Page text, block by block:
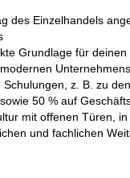
Einzelhandels
Grundlage für deinen
z. B. zu
50 % auf
mit offenen Türen,
und fachlichen